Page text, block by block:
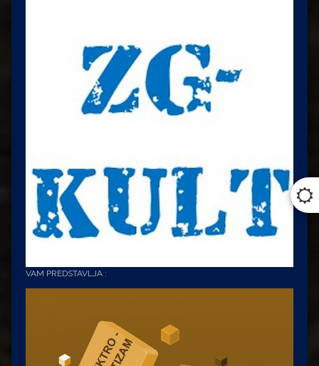
VAM PREDSTAVLJA :